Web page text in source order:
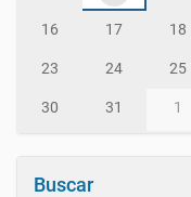
16 17 18
23 24 25
30 31 1
Buscar